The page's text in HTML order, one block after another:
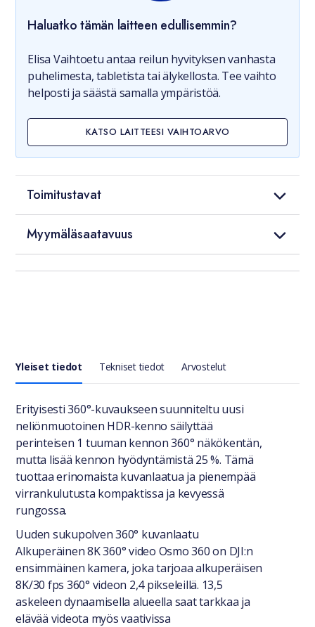
Haluatko tämän laitteen edullisemmin?
Elisa Vaihtoetu antaa reilun hyvityksen vanhasta
puhelimesta, tabletista tai älykellosta. Tee vaihto
helposti ja säästä samalla ympäristöä.
KATSO LAITTEESI VAIHTOARVO
Toimitustavat
Myymäläsaatavuus
Yleiset tiedot Tekniset tiedot Arvostelut
Yleiset tiedot
Erityisesti 360°-kuvaukseen suunniteltu uusi
neliönmuotoinen HDR-kenno säilyttää
perinteisen 1 tuuman kennon 360° näkökentän,
mutta lisää kennon hyödyntämistä 25 %. Tämä
tuottaa erinomaista kuvanlaatua ja pienempää
virrankulutusta kompaktissa ja kevyessä
rungossa.
Uuden sukupolven 360° kuvanlaatu
Alkuperäinen 8K 360° video Osmo 360 on DJI:n
ensimmäinen kamera, joka tarjoaa alkuperäisen
8K/30 fps 360° videon 2,4 pikseleillä. 13,5
askeleen dynaamisella alueella saat tarkkaa ja
elävää videota myös vaativissa